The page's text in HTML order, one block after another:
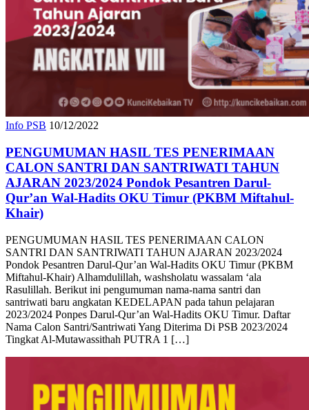
PENGUMUMAN HASIL TES PENERIMAAN
CALON SANTRI DAN SANTRIWATI TAHUN
AJARAN 2023/2024 Pondok Pesantren Darul-
Qur’an Wal-Hadits OKU Timur (PKBM Miftahul-
Khair)
PENGUMUMAN HASIL TES PENERIMAAN CALON
SANTRI DAN SANTRIWATI TAHUN AJARAN 2023/2024
Pondok Pesantren Darul-Qur’an Wal-Hadits OKU Timur (PKBM
Miftahul-Khair) Alhamdulillah, washsholatu wassalam ‘ala
Rasulillah. Berikut ini pengumuman nama-nama santri dan
santriwati baru angkatan KEDELAPAN pada tahun pelajaran
2023/2024 Ponpes Darul-Qur’an Wal-Hadits OKU Timur. Daftar
Nama Calon Santri/Santriwati Yang Diterima Di PSB 2023/2024